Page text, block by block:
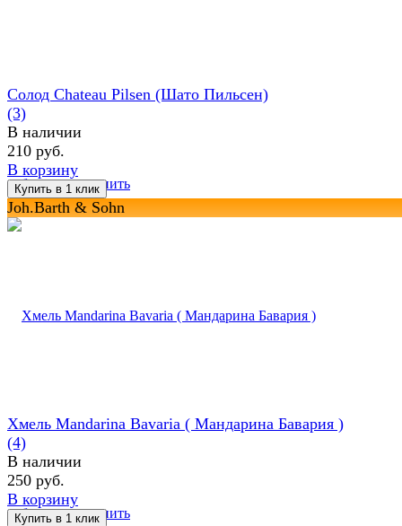
избранное сравнить
Солод Chateau Pilsen (Шато Пильсен)
(3)
В наличии
210 руб.
В корзину
Joh.Barth & Sohn
избранное сравнить
Хмель Mandarina Bavaria ( Maндарина Бавария )
(4)
В наличии
250 руб.
В корзину